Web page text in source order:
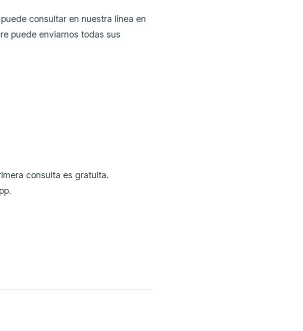
puede consultar en nuestra línea en
puede enviarnos todas sus
consulta es gratuita.